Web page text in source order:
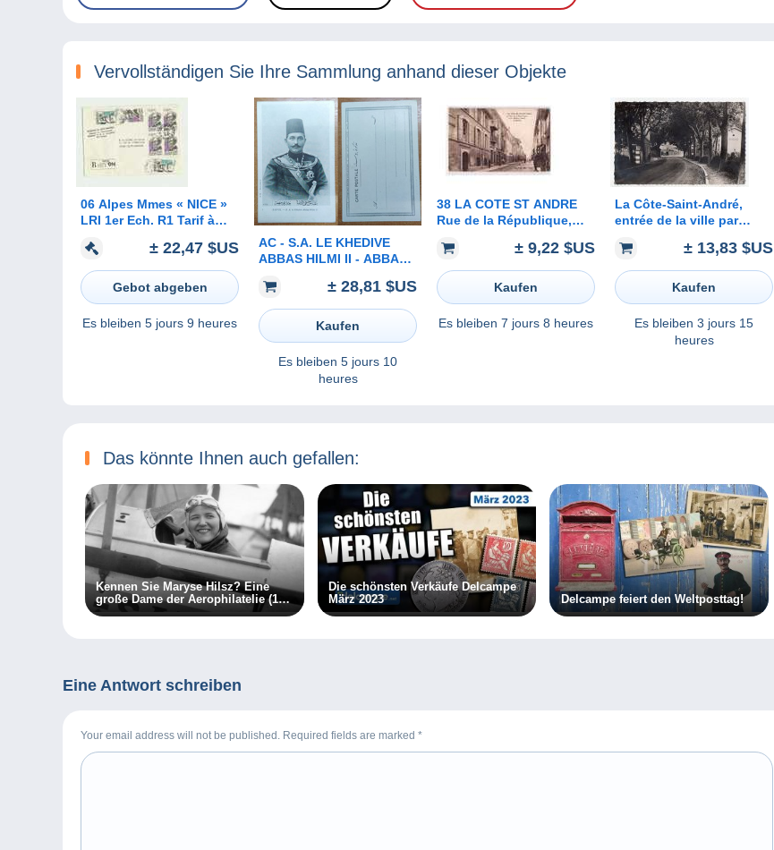
Vervollständigen Sie Ihre Sammlung anhand dieser Objekte
06 Alpes Mmes « NICE »
LRI 1er Ech. R1 Tarif à
± 22,47 $US
Gebot abgeben
Es bleiben 5 jours 9 heures
AC - ​​​​​​​S.A. LE KHEDIVE
ABBAS HILMI II - ABBAS
OF EGYPT SUDAN 14
JULY 1874 - 19
DECEMBER 1944
± 28,81 $US
Kaufen
Es bleiben 5 jours 10
heures
38 LA COTE ST ANDRE
Rue de la République,
ed BF 1, 192?± 9,22 $US
Kaufen
Es bleiben 7 jours 8 heures
La Côte-Saint-André,
entrée de la ville par
Marmonnier± 13,83 $US
Kaufen
Es bleiben 3 jours 15
heures
Das könnte Ihnen auch gefallen:
Kennen Sie Maryse Hilsz? Eine
große Dame der Aerophilatelie (1.
Teil)
Die schönsten Verkäufe Delcampe
März 2023
Delcampe feiert den Weltposttag!
Eine Antwort schreiben
Your email address will not be published. Required fields are marked *